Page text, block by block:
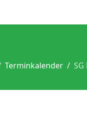
Terminkalender